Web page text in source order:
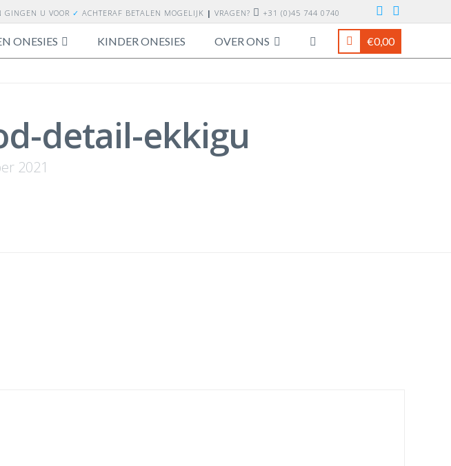
U VOOR ✓ACHTERAF BETALEN MOGELIJK | VRAGEN? +31 (0)45 744 0740
ONESIES KINDER ONESIES OVER ONS €0,00
detail-ekkigu
2021